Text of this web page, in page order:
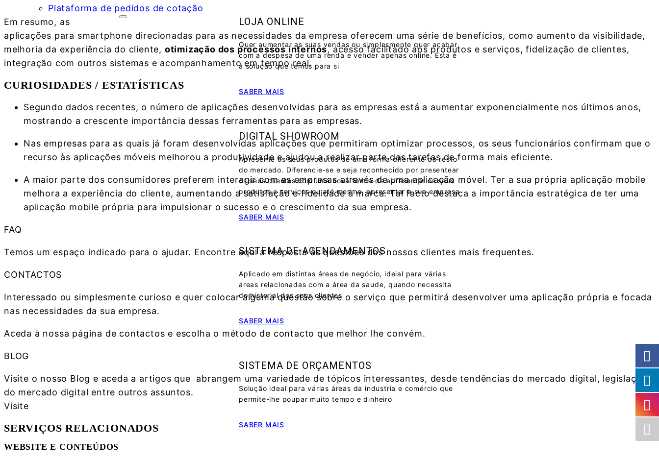
Plataforma de pedidos de cotação
LOJA ONLINE
Quer aumentar as suas vendas ou simplesmente quer acabar
com a despesa de uma renda e vender apenas online. Esta é
a solução que temos para si
SABER MAIS
DIGITAL SHOWROOM
Apresente os seus produtos de uma forma diferente do resto
do mercado. Diferencie-se e seja reconhecido por presentear
os seus clientes com uma nova forma de apresentar os seus
produtos e serviços ou até mesmo, apresentar a sua empresa
SABER MAIS
SISTEMA DE AGENDAMENTOS
Aplicado em distintas áreas de negócio, ideial para várias
áreas relacionadas com a área da saude, quando necessita
do historial dos seus clientes
SABER MAIS
SISTEMA DE ORÇAMENTOS
Solução ideal para várias áreas da industria e comércio que
permite-lhe poupar muito tempo e dinheiro
SABER MAIS
Em resumo, as
aplicações para smartphone direcionadas para as necessidades da empresa oferecem uma série de benefícios, como aumento da visibilidade,
melhoria da experiência do cliente, otimização dos processos internos, acesso facilitado aos produtos e serviços, fidelização de clientes,
integração com outros sistemas e acompanhamento em tempo real.
CURIOSIDADES / ESTATÍSTICAS
Segundo dados recentes, o número de aplicações desenvolvidas para as empresas está a aumentar exponencialmente nos últimos anos,
mostrando a crescente importância dessas ferramentas para as empresas.
Nas empresas para as quais já foram desenvolvidas aplicações que permitiram optimizar processos, os seus funcionários confirmam que o
recurso às aplicações móveis melhorou a produtividade e ajudou a realizar parte das tarefas de forma mais eficiente.
A maior parte dos consumidores preferem interagir com as empresas através de uma aplicação móvel. Ter a sua própria aplicação mobile
melhora a experiência do cliente, aumentando a satisfação e fidelidade à marca. Tal facto destaca a importância estratégica de ter uma
aplicação mobile própria para impulsionar o sucesso e o crescimento da sua empresa.
FAQ
Temos um espaço indicado para o ajudar. Encontre aqui a resposta às questões dos nossos clientes mais frequentes.
CONTACTOS
Interessado ou simplesmente curioso e quer colocar alguma questão sobre o serviço que permitirá desenvolver uma aplicação própria e focada
nas necessidades da sua empresa.
Aceda à nossa página de contactos e escolha o método de contacto que melhor lhe convém.
BLOG
Visite o nosso Blog e aceda a artigos que abrangem uma variedade de tópicos interessantes, desde tendências do mercado digital, legislação
do mercado digital entre outros assuntos.
Visite
SERVIÇOS RELACIONADOS
WEBSITE E CONTEÚDOS